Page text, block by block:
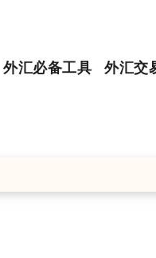
外汇必备工具 外汇交